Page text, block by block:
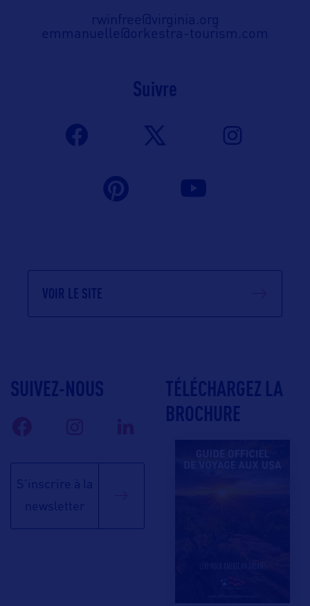
rwinfree@virginia.org
emmanuelle@orkestra-tourism.com
Suivre
VOIR LE SITE
SUIVEZ-NOUS
S'inscrire à la
newsletter
TÉLÉCHARGEZ LA
BROCHURE